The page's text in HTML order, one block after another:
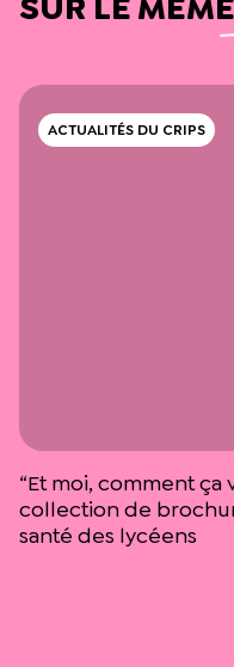
ACTUALITÉS DU CRIPS
“Et moi, comment ça
collection de
santé des lycéens